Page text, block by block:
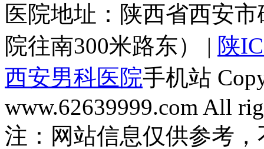
医院地址：陕西省西安
院往南300米路东） | 陕
西安男科医院手机站
www.62639999.com All
注：网站信息仅供参考